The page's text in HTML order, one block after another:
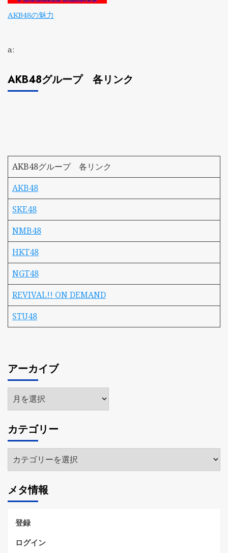
AKB48の魅力
a:
AKB48グループ 各リンク
AKB48グループ 各リンク
AKB48
SKE48
NMB48
HKT48
NGT48
REVIVAL!! ON DEMAND
STU48
アーカイブ
ア
ー
イ
ブ
カテゴリー
テ
リ
ー
メタ情報
登録
ログイン